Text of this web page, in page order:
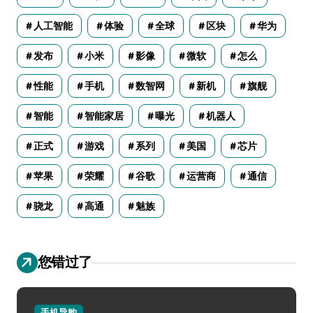
人工智能 体验 全球 区块 华为
发布 小米 影像 微软 怎么
性能 手机 数智网 新机 旗舰
智能 智能家居 曝光 机器人
正式 游戏 系列 美国 芯片
苹果 荣耀 谷歌 运营商 通信
骁龙 高通 魅族
您错过了